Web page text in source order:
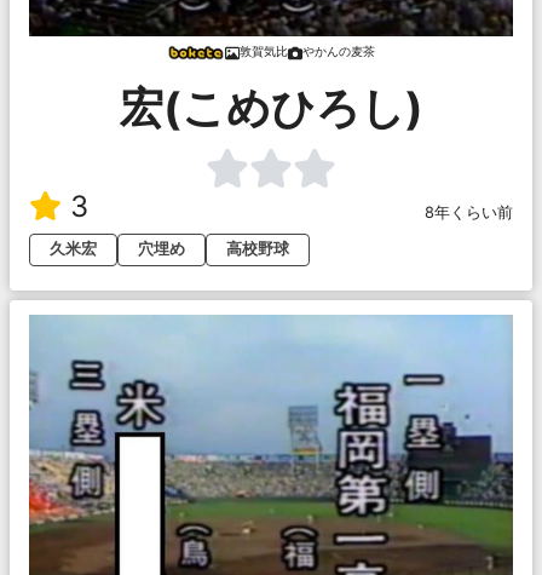
敦賀気比 やかんの麦茶
宏(こめひろし)
3
8年くらい前
久米宏
穴埋め 高校野球